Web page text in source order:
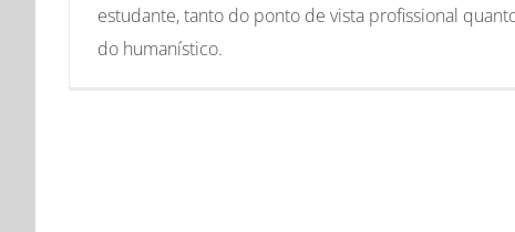
estudante, tanto do ponto de vista profissional
do humanístico.